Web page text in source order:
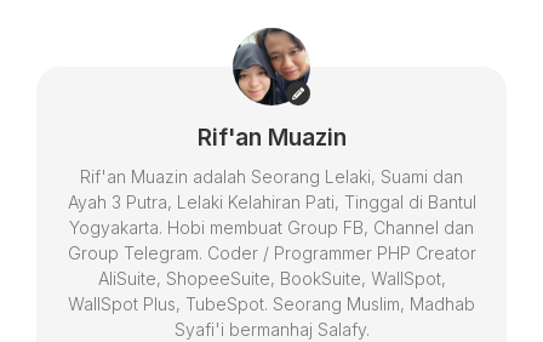
Rif'an Muazin
Rif'an Muazin adalah Seorang Lelaki, Suami dan
Ayah 3 Putra, Lelaki Kelahiran Pati, Tinggal di Bantul
Yogyakarta. Hobi membuat Group FB, Channel dan
Group Telegram. Coder / Programmer PHP Creator
AliSuite, ShopeeSuite, BookSuite, WallSpot,
WallSpot Plus, TubeSpot. Seorang Muslim, Madhab
Syafi'i bermanhaj Salafy.